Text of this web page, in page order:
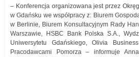
– Konferencja organizowana jest przez
w Gdańsku we współpracy z: Biurem
w Berlinie, Biurem Konsultacyjnym Rady
Warszawie, HSBC Bank Polska S.A.,
Uniwersytetu Gdańskiego, Olivia
Pracodawcami Pomorza – informuje